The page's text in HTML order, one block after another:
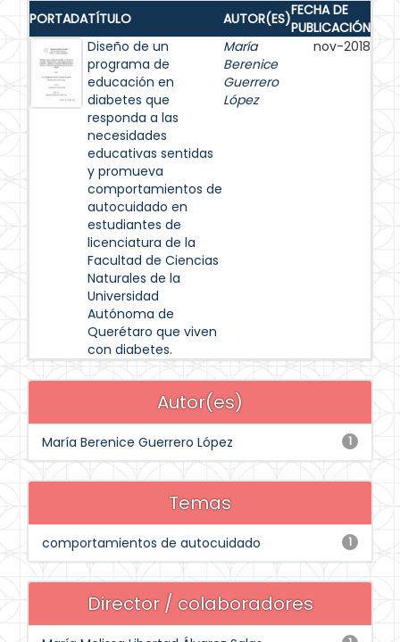
PORTADATÍTULO AUTOR(ES)FECHA DE
PUBLICACIÓN
Diseño de un
programa de
educación en
diabetes que
responda a las
necesidades
educativas sentidas
y promueva
comportamientos de
autocuidado en
estudiantes de
licenciatura de la
Facultad de Ciencias
Naturales de la
Universidad
Autónoma de
Querétaro que viven
con diabetes.
María
Berenice
Guerrero
López
nov-2018
Autor(es)
1
María Berenice Guerrero López
Temas
1
comportamientos de autocuidado
Director / colaboradores